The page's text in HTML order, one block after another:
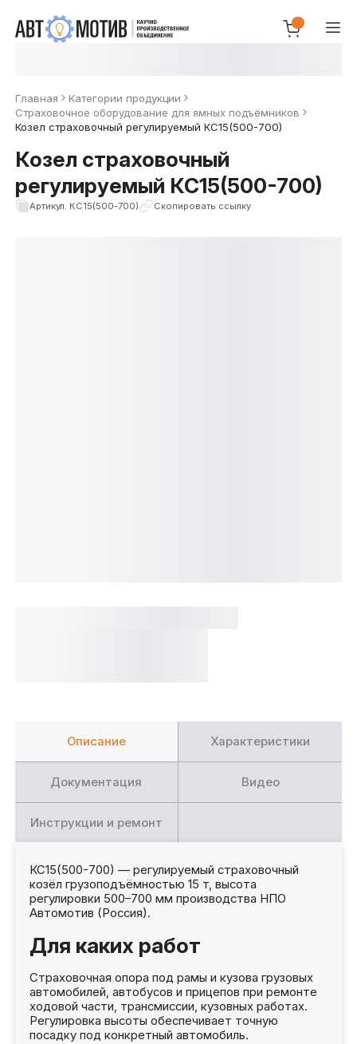
Главная
Категории продукции
Страховочное оборудование для ямных подъёмников
Козел страховочный регулируемый КС15(500-700)
Козел страховочный
регулируемый КС15(500-700)
Артикул: КС15(500-700) Скопировать ссылку
Описание Характеристики
Документация Видео
Инструкции и ремонт
КС15(500-700) — регулируемый страховочный
козёл грузоподъёмностью 15 т, высота
регулировки 500–700 мм производства НПО
Автомотив (Россия).
Для каких работ
Страховочная опора под рамы и кузова грузовых
автомобилей, автобусов и прицепов при ремонте
ходовой части, трансмиссии, кузовных работах.
Регулировка высоты обеспечивает точную
посадку под конкретный автомобиль.